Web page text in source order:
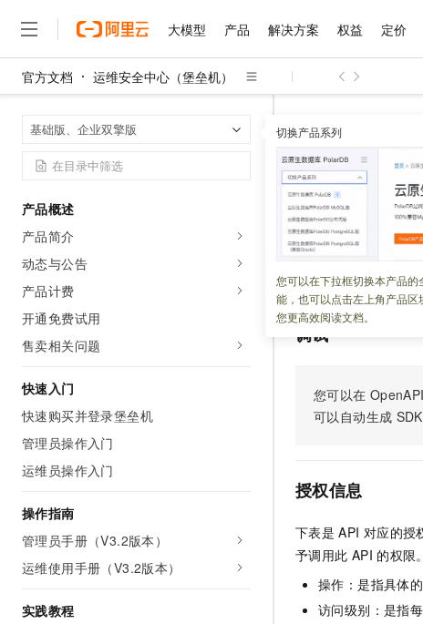
大模型 产品 解决方案 权益 定价
官方文档 运维安全中心（堡垒机）
基础版、企业双擎版 切换产品系列
您可以在下拉框切换本产品的
能，也可以点击左上角产品区
您更高效阅读文档。
产品概述
产品简介
动态与公告
产品计费
开通免费试用
售卖相关问题
快速入门
快速购买并登录堡垒机
管理员操作入门
运维员操作入门
操作指南
管理员手册（V3.2版本）
运维使用手册（V3.2版本）
实践教程
更新时间：2026-01-21
修改堡垒机实例的双
调试
您可以在
可以自动生成 SDK
授权信息
下表是 API 对应的授
予调用此 API 的权限
操作：是指具体的
访问级别：是指
大模型
大模型
文本生成
Qwen3.8-Max HOT
智能体时代全能旗舰模型
Qwen3.7-Plus
Qwen3-VL-Plus
大模型服务
千问AI平台-Token Plan
千问AI平台-模型体验
在线体验全尺寸、多种模态的
产品
精选产品
人工智能与机器学习
容器
存储
网络与CDN
安全
中间件
数据库
大数据计算
媒体服务
企业服务与云通信
精选产品
大模型服务平台百炼
大模型服务与应用平台
千问大模型
多元化、高性能、安全可靠
无影云电脑
随时随地安全接入的云上超级
云解析DNS
面向分析的企业级SaaS模式
解决方案
精选解决方案
AI
大数据
现代化应用
安全
网络
可观测
企业出海
政企业务
精选解决方案
千问办公，解锁你的工作新
企业级Agent产品，直接交付
Agency Agents：拥有专
HappyHorse 打造一站式影
快速拥有专属 OpenClaw
权益 普惠上云
普惠上云 官方力荐
云服务器38元/年起，超值低
官方推荐返现计划
推荐新用户得奖励，单订单
云工开物
高校专属算力普惠，学生认
免费试用
最高领取价值200元试用点
AI 产品 免费试用
140+云产品 免费试用
产品新客免费试用，最长12个
大模型ACA认证体验
助力企业全员 AI 认知与能力
定价 产品定价
了解云产品的定价详情
云上成本管理
管理和优化成本
云市场 精选商城
网站建设
多端小程序
Salesforce 国际版订阅
友盟天域
观测云
Tuya 物联网平台阿里云版
蓝凌 OA
行业生态解决方案
开发者生态解决方案
伙伴 成为销售伙伴
分销伙伴
咨询伙伴
销售伙伴合作计划
Salesforce On Alibaba
Consulting Partner 合作计划
AI 大模型销售与服务生态合
服务 售前咨询
在线服务
售后服务
自助服务
工单服务
短信专区
了解阿里云 为什么选择阿里云
什么是云计算
技术领先
稳定可靠
安全合规
分析师报告
研究报告与白皮书
AI 算法大赛
云开发大赛